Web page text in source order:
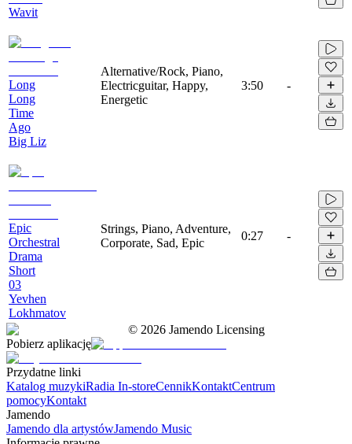
Wavit
Long
Long
Time
Ago
Big Liz
Alternative/Rock, Piano,
Electricguitar, Happy,
Energetic
3:50 -
Epic
Orchestral
Drama
Short
03
Yevhen
Lokhmatov
Strings, Piano, Adventure,
Corporate, Sad, Epic
0:27 -
© 2026 Jamendo Licensing
Pobierz aplikację
Przydatne linki
Katalog muzykiRadia In-storeCennikKontaktCentrum
pomocyKontakt
Jamendo
Jamendo dla artystówJamendo Music